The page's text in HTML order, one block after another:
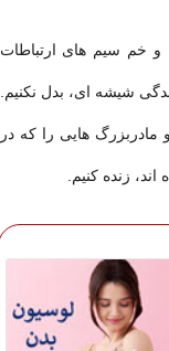
و خم سیم هاى ارتباطات
شیشه اى، بدل نکنیم.
مادربزرگ هایى را که در
زنده کنیم.